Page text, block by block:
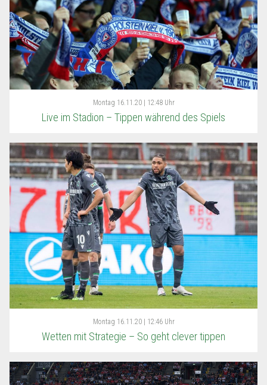
Montag 16.11.20 | 12:48 Uhr
Live im Stadion – Tippen während des Spiels
Montag 16.11.20 | 12:46 Uhr
Wetten mit Strategie – So geht clever tippen